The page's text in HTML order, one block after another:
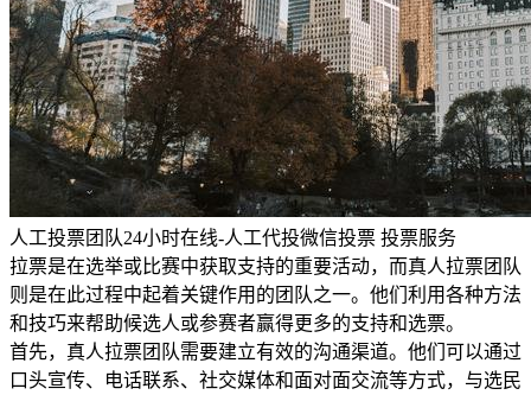
人工投票团队24小时在线-人工代投微信投票 投票服务
拉票是在选举或比赛中获取支持的重要活动，而真人拉票团队
则是在此过程中起着关键作用的团队之一。他们利用各种方法
和技巧来帮助候选人或参赛者赢得更多的支持和选票。
首先，真人拉票团队需要建立有效的沟通渠道。他们可以通过
口头宣传、电话联系、社交媒体和面对面交流等方式，与选民